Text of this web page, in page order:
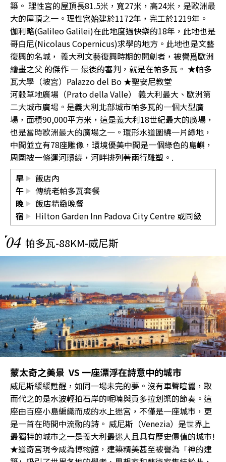
築。 理性宮的屋頂長81.5米，寬27米，高24米，是歐洲最
大的屋頂之一。理性宮始建於1172年，完工於1219年。
伽利略(Galileo Galilei)在此地度過快樂的18年，此地也是
哥白尼(Nicolaus Copernicus)求學的地方。此地也是文藝
復興的名城， 義大利文藝復興時期的開創者，被譽爲歐洲
繪畫之父 的傑作 — 最後的審判，就是在帕多瓦。 ★帕多
瓦大學（坡宮）Palazzo del Bo ★聖安尼教堂
河穀草地廣場（Prato della Valle） 義大利最大、歐洲第
二大城市廣場。是義大利北部城市帕多瓦的一個大型廣
場，面積90,000平方米，這是義大利18世紀最大的廣場，
也是當時歐洲最大的廣場之一。環形水道圍繞一片綠地，
中間並立有78座雕像，環境優美中間是一個綠色的島嶼，
周圍被一條運河環繞，河畔排列著兩行雕塑。.
早
飯店內
午
傳統老帕多瓦套餐
晚
飯店精緻晚餐
宿
Hilton Garden Inn Padova City Centre 或同級
04 帕多瓦-88KM-威尼斯
蒙太奇之美景 VS 一座漂浮在詩意中的城市
威尼斯緩緩甦醒，如同一場未完的夢。沒有車聲喧囂，取
而代之的是水波輕拍石岸的呢喃與貢多拉划槳的節奏。這
座由百座小島編織而成的水上迷宮，不僅是一座城市，更
是一首在時間中流動的詩。 威尼斯（Venezia）是世界上
最獨特的城市之一是義大利最迷人且具有歷史價值的城市!
★道奇宮現今成為博物館，建築精美甚至被譽為「神的建